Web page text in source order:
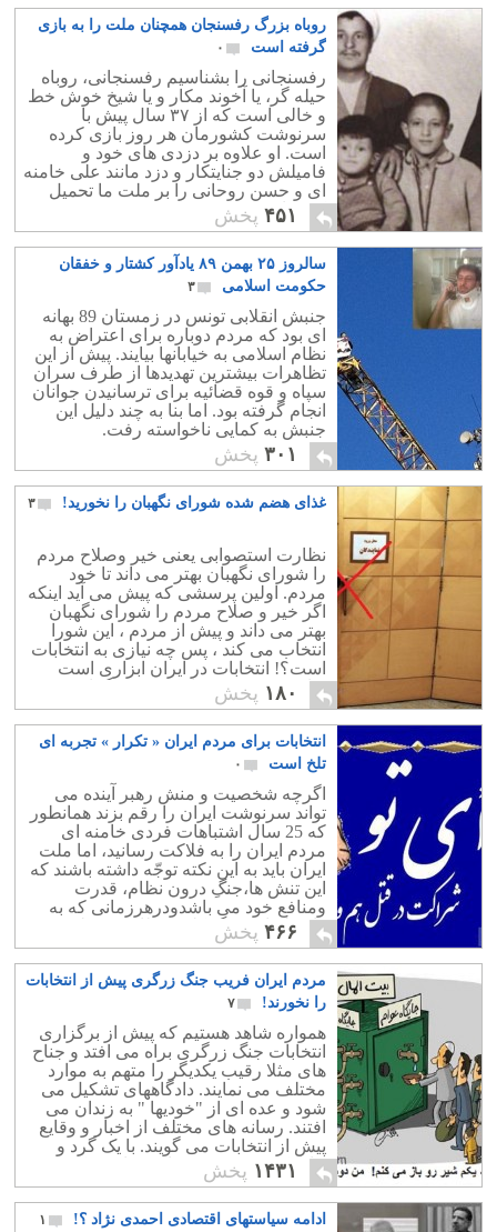
روباه بزرگ رفسنجان همچنان ملت را به بازی
گرفته است
۰
رفسنجانی را بشناسیم رفسنجانی، روباه
حیله گر، یا آخوند مکار و یا شیخ خوش خط
و خالی است که از ۳۷ سال پیش با
سرنوشت کشورمان هر روز بازی کرده
است. او علاوه بر دزدی های خود و
فامیلش دو جنایتکار و دزد مانند علی خامنه
ای و حسن روحانی را بر ملت ما تحمیل
کرده است.
۴۵۱ پخش
سالروز ۲۵ بهمن ۸۹ یادآور کشتار و خفقان
حکومت اسلامی
۳
جنبش انقلابی تونس در زمستان 89 بهانه
ای بود که مردم دوباره برای اعتراض به
نظام اسلامی به خیابانها بیایند. پیش از این
تظاهرات بیشترین تهدیدها از طرف سران
سپاه و قوه قضائیه برای ترسانیدن جوانان
انجام گرفته بود. اما بنا به چند دلیل این
جنبش به کمایی ناخواسته رفت.
۳۰۱ پخش
غذای هضم شده شورای نگهبان را نخورید! ۳
نظارت استصوابی یعنی خیر وصلاح مردم
را شورای نگهبان بهتر می داند تا خود
مردم. اولین پرسشی که پیش می آید اینکه
اگر خیر و صلاح مردم را شورای نگهبان
بهتر می داند و پیش از مردم ، این شورا
انتخاب می کند ، پس چه نیازی به انتخابات
است؟! انتخابات در ایران ابزاری است
برای فریب مردم. اینکه مردم گمان برند
که در دموکراسی زندگی می کنند و حق
انتخاب به آنها داده شده است.
۱۸۰ پخش
انتخابات برای مردم ایران « تکرار » تجربه ای
تلخ است
۰
اگرچه شخصیت و منش رهبر آینده می
تواند سرنوشت ایران را رقم بزند همانطور
که 25 سال اشتباهات فردی خامنه ای
مردم ایران را به فلاکت رسانید، اما ملت
ایران باید به این نکته توجّه داشته باشند که
این تنش ها،جنگِ درون نظام، قدرت
ومنافع خود می باشدودرهرزمانی که به
واسطه این جنگ کلیّت نظام به خطر
افتد،سرکردگان آنها مجبور به مصالحه
وتفاهم بایکدیگر می گردند. این سفره
چپاول است که قریب به چهل سال
درجمهوری اسلامی پهن شده که از آن
بیشترین غارت صورت گرفته و با پاره
شدن آن ،تمامی آنها از این وضعیت بی بهره
خواهند گشت.
۴۶۶ پخش
مردم ایران فریب جنگ زرگری پیش از انتخابات
را نخورند!
۷
همواره شاهد هستیم که پیش از برگزاری
انتخابات جنگ زرگری براه می افتد و جناح
های مثلا رقیب یکدیگر را متهم به موارد
مختلف می نمایند. دادگاههای تشکیل می
شود و عده ای از "خودیها " به زندان می
افتند. رسانه های مختلف از اخبار و وقایع
پیش از انتخابات می گویند. با یک گرد و
خاک کردن بیهوده فضای سیاسی یک سویه
و بدون حزب ایران را بالنده و پر تکاپو جلوه
می دهند ! چیزی که هرگز درست نیست و
برعکس فضای سیاسی ایران مرده و سرد
۱۴۳۱ پخش
ادامه سیاستهای اقتصادی احمدی نژاد ؟! ۱